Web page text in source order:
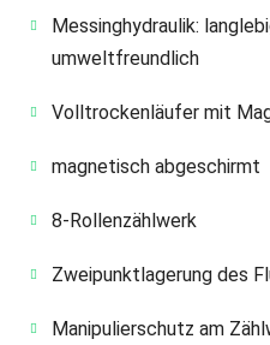
Messinghydraulik:
umweltfreundlich
Volltrockenläufer mit
magnetisch abgeschirmt
8-Rollenzählwerk
Zweipunktlagerung des
Manipulierschutz am